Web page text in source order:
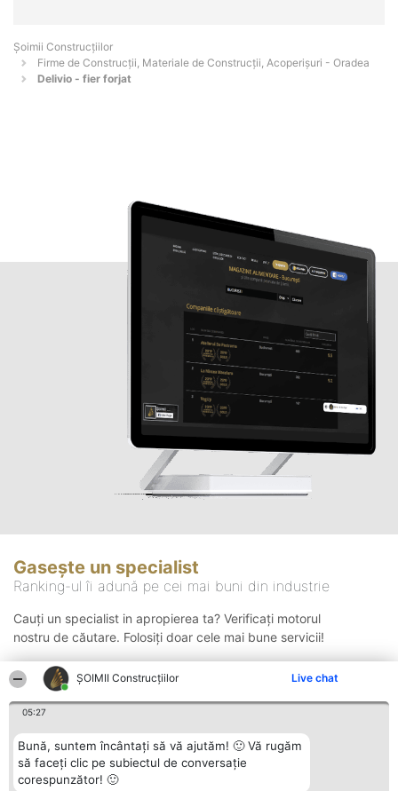
ȘOIMII Construcțiilor Live chat
05:27
Bună, suntem încântați să vă ajutăm! 🙂 Vă rugăm
să faceți clic pe subiectul de conversație
corespunzător! 🙂
Șoimii Construcțiilor
Firme de Construcții, Materiale de Construcții, Acoperișuri - Oradea
Delivio - fier forjat
Gasește un specialist
Ranking-ul îi adună pe cei mai buni din industrie
Cauți un specialist in apropierea ta? Verificați motorul
nostru de căutare. Folosiți doar cele mai bune servicii!